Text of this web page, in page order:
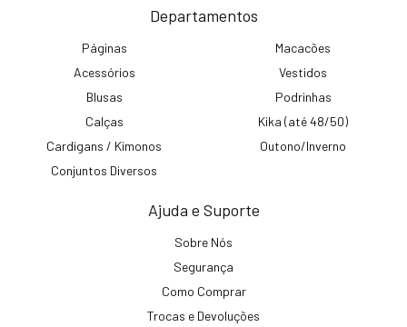
Departamentos
Páginas
Acessórios
Blusas
Calças
Cardigans / Kimonos
Conjuntos Diversos
Macacões
Vestidos
Podrinhas
Kika (até 48/50)
Outono/Inverno
Ajuda e Suporte
Sobre Nós
Segurança
Como Comprar
Trocas e Devoluções